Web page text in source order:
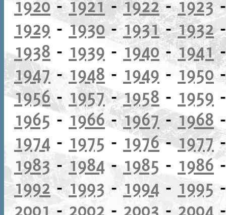
1920 -1921-1922-1923
1929 -1930-1931-1932
1938 - 1939 - 1940-1941
1947- 1948 - 1949 - 1950
1956- 1957-1958 - 1959
1965 - 1966-1967-1968
1974 - 1975 - 1976-1977
1983 -1984 - 1985 - 1986
1992- 1993 - 1994 - 1995
2001 - 2002 - 2003 - 2004